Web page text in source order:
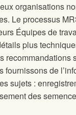
organisations
Le processus
Équipes de
plus
recommandations
fournissons de
sujets :
des